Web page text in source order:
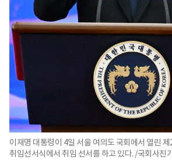
이재명 대통령이 4일 서울 여의도 국회에서 열린
취임선서식에서 취임 선서를 하고 있다. /국회사진